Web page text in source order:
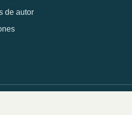
de autor